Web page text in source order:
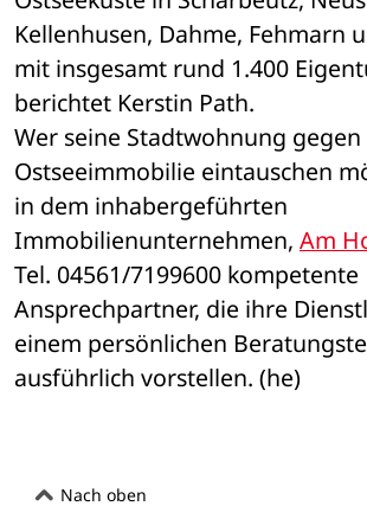
Kellenhusen, Dahme, Fehmarn
mit insgesamt rund 1.400
berichtet Kerstin Path.
Wer seine Stadtwohnung gegen
Ostseeimmobilie eintauschen
in dem inhabergeführten
Immobilienunternehmen, Am
Tel. 04561/7199600 kompetente
Ansprechpartner, die ihre
einem persönlichen
ausführlich vorstellen. (he)
Nach oben